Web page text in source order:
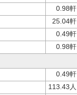
0.98軒
25.04軒
0.49軒
0.98軒
0.49軒
113.43人